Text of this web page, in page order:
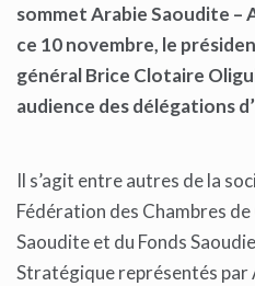
sommet Arabie Saoudite –
ce 10 novembre, le
général Brice Clotaire
audience des délégations
Il s’agit entre autres de la
Fédération des Chambres
Saoudite et du Fonds
Stratégique représentés par